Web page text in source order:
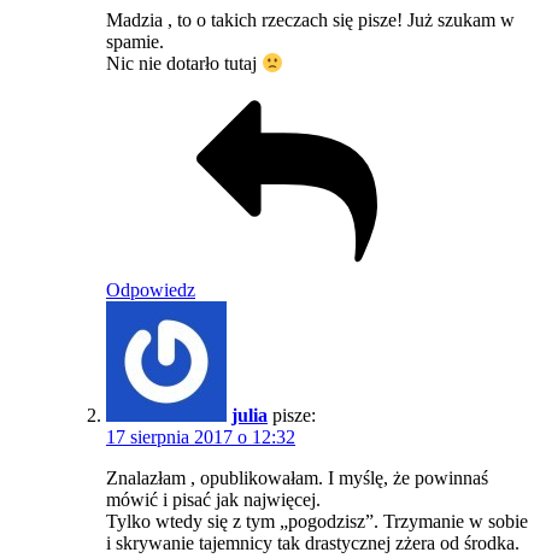
Madzia , to o takich rzeczach się pisze! Już szukam w
spamie.
Nic nie dotarło tutaj
Odpowiedz
julia pisze:
17 sierpnia 2017 o 12:32
Znalazłam , opublikowałam. I myślę, że powinnaś
mówić i pisać jak najwięcej.
Tylko wtedy się z tym „pogodzisz”. Trzymanie w sobie
i skrywanie tajemnicy tak drastycznej zżera od środka.